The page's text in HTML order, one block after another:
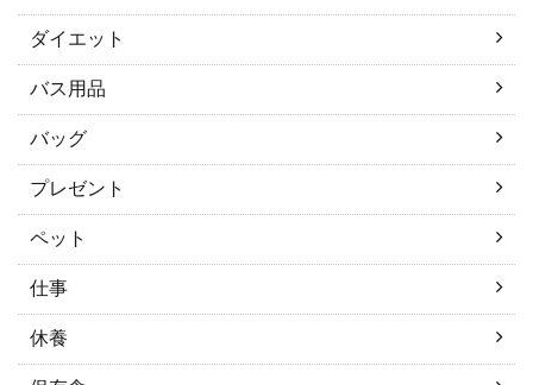
ダイエット
バス用品
バッグ
プレゼント
ペット
仕事
休養